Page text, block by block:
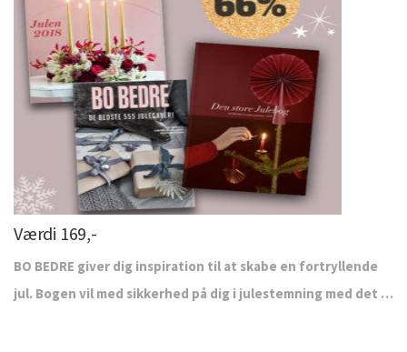
Værdi 169,-
BO BEDRE giver dig inspiration til at skabe en fortryllende
jul. Bogen vil med sikkerhed på dig i julestemning med det …